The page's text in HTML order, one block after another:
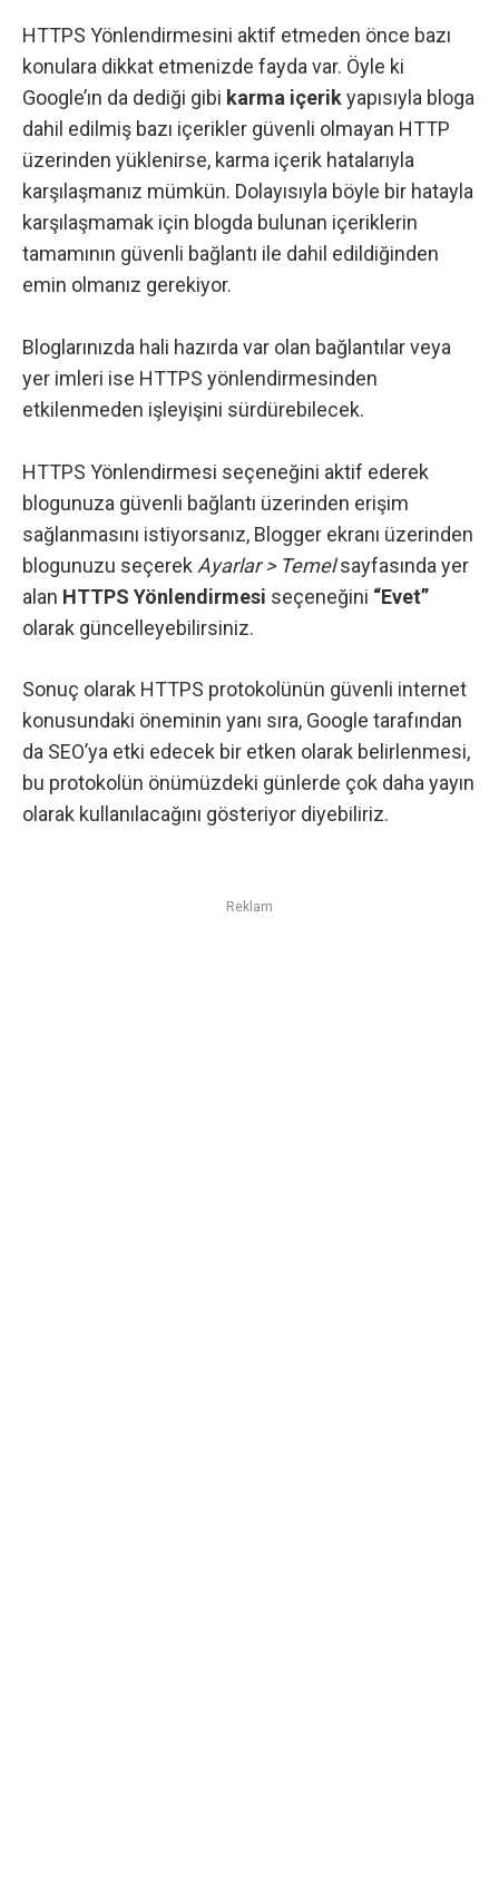
HTTPS Yönlendirmesini aktif etmeden önce bazı
konulara dikkat etmenizde fayda var. Öyle ki
Google’ın da dediği gibi karma içerikyapısıyla bloga
dahil edilmiş bazı içerikler güvenli olmayan HTTP
üzerinden yüklenirse, karma içerik hatalarıyla
karşılaşmanız mümkün. Dolayısıyla böyle bir hatayla
karşılaşmamak için blogda bulunan içeriklerin
tamamının güvenli bağlantı ile dahil edildiğinden
emin olmanız gerekiyor.
Bloglarınızda hali hazırda var olan bağlantılar veya
yer imleri ise HTTPS yönlendirmesinden
etkilenmeden işleyişini sürdürebilecek.
HTTPS Yönlendirmesi seçeneğini aktif ederek
blogunuza güvenli bağlantı üzerinden erişim
sağlanmasını istiyorsanız, Blogger ekranı üzerinden
blogunuzu seçerek Ayarlar > Temelsayfasında yer
alan HTTPS Yönlendirmesi seçeneğini “Evet”
olarak güncelleyebilirsiniz.
Sonuç olarak HTTPS protokolünün güvenli internet
konusundaki öneminin yanı sıra, Google tarafından
da SEO’ya etki edecek bir etken olarak belirlenmesi,
bu protokolün önümüzdeki günlerde çok daha yayın
olarak kullanılacağını gösteriyor diyebiliriz.
Reklam